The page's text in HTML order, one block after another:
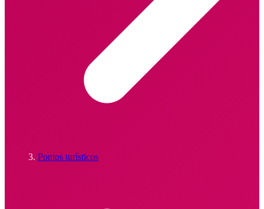
Pontos turísticos